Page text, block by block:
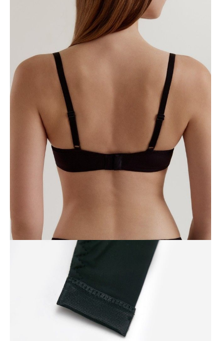
75A
75B
75C
75D
80A
DODAJ DO KOSZYKA
Jak złożyć zamówienie
POWIADOM MNIE O DOSTĘPNOŚCI
ПОЛУЧИТЬ ПО EMAIL
darmowa od 99 zł
czas dostawy: 1-2 dni robocze
Paczkomaty InPost 24/7,darmowa od 50 zł
czas dostawy: 1-2 dni robocze
w sklepie Conte (Łodz)
pn.- czw. 8:00 - 16:00, pt. 8:00 - 14:00